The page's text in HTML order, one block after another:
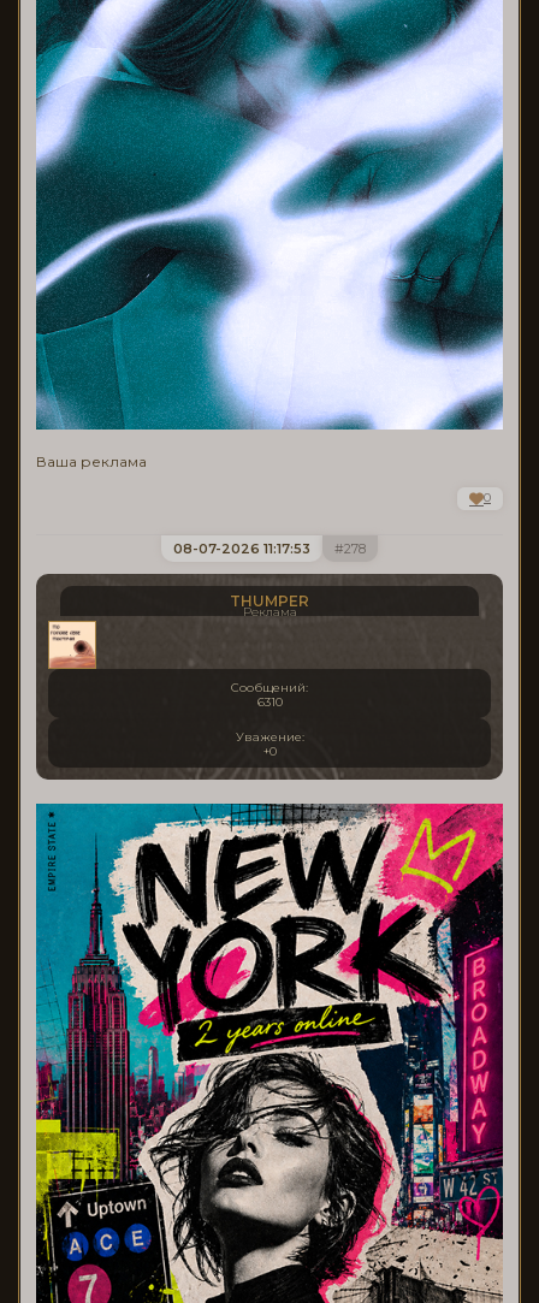
Ваша реклама
0
278
08-07-2026 11:17:53
THUMPER
Реклама
Сообщений:
6310
Уважение:
+0